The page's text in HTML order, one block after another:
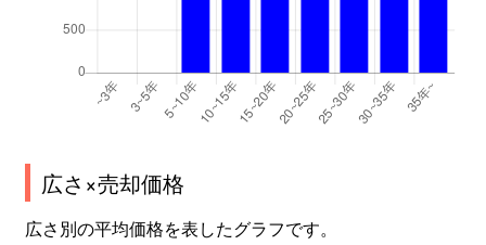
広さ×売却価格
広さ別の平均価格を表したグラフです。